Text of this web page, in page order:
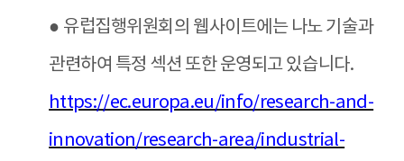
● 유럽집행위원회의 웹사이트에는 나노 기술과
관련하여 특정 섹션 또한 운영되고 있습니다.
https://ec.europa.eu/info/research-and-
innovation/research-area/industrial-